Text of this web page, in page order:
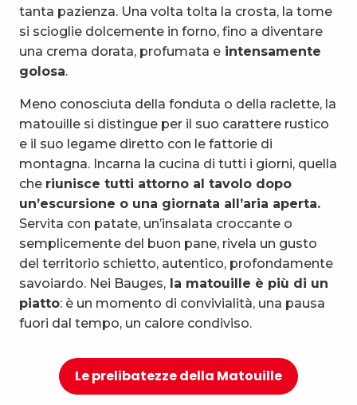
tanta pazienza. Una volta tolta la crosta, la tome
si scioglie dolcemente in forno, fino a diventare
una crema dorata, profumata e intensamente
golosa.
Meno conosciuta della fonduta o della raclette, la
matouille si distingue per il suo carattere rustico
e il suo legame diretto con le fattorie di
montagna. Incarna la cucina di tutti i giorni, quella
che riunisce tutti attorno al tavolo dopo
un’escursione o una giornata all’aria aperta.
Servita con patate, un’insalata croccante o
semplicemente del buon pane, rivela un gusto
del territorio schietto, autentico, profondamente
savoiardo. Nei Bauges, la matouille è più di un
piatto: è un momento di convivialità, una pausa
fuori dal tempo, un calore condiviso.
Le prelibatezze della Matouille